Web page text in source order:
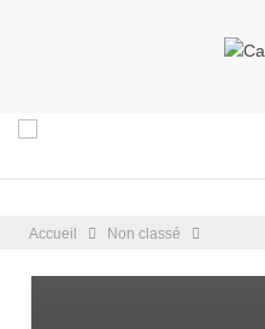
Accueil Non classé